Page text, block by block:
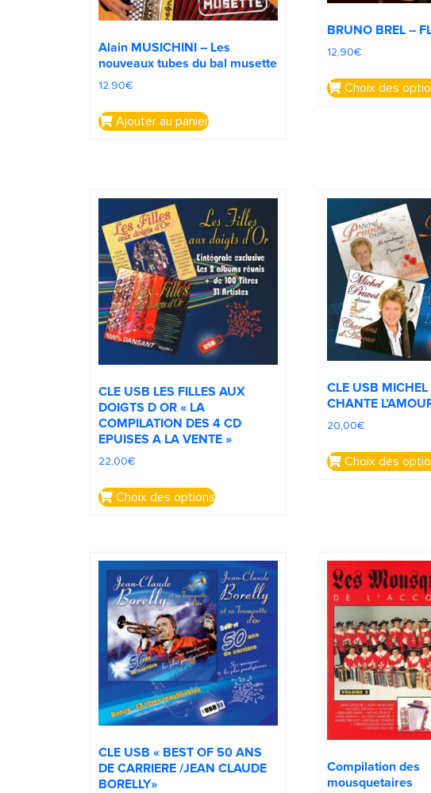
Alain MUSICHINI – Les
nouveaux tubes du bal musette
12,90€
Ajouter au panier
BRUNO BREL –
12,90€
Choix des
CLE USB LES FILLES AUX
DOIGTS D OR « LA
COMPILATION DES 4 CD
EPUISES A LA VENTE »
22,00€
Choix des options
CLE USB
CHANTE
20,00€
Choix des
CLE USB « BEST OF 50 ANS
DE CARRIERE /JEAN CLAUDE
BORELLY»
Compilation des
mousquetaires